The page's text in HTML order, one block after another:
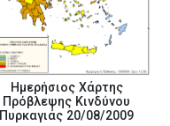
Ημερήσιος Χάρτης
Πρόβλεψης Κινδύνου
Πυρκαγιάς 20/08/2009